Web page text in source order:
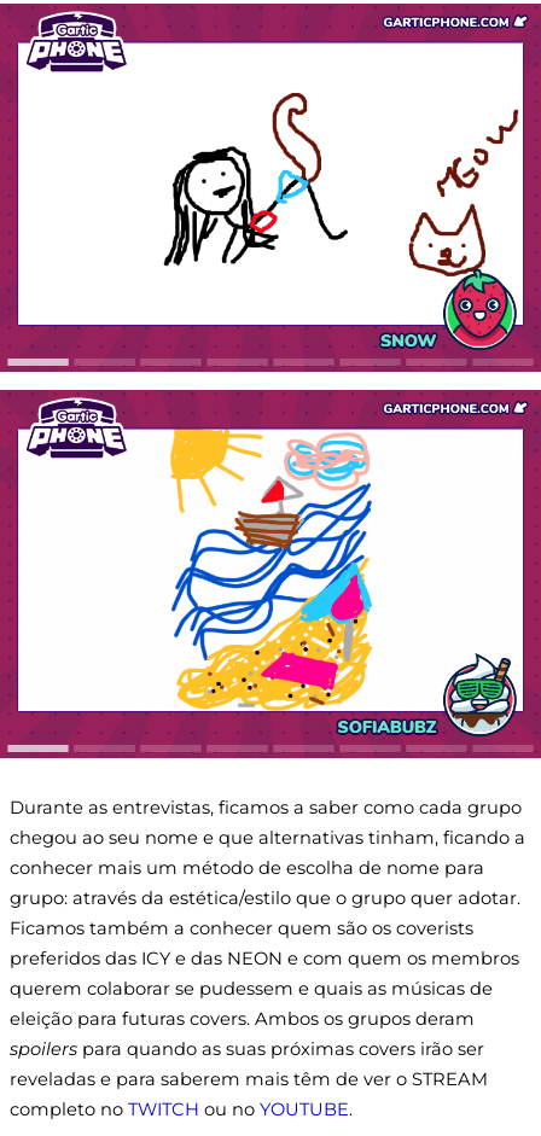
Durante as entrevistas, ficamos a saber como cada grupo
chegou ao seu nome e que alternativas tinham, ficando a
conhecer mais um método de escolha de nome para
grupo: através da estética/estilo que o grupo quer adotar.
Ficamos também a conhecer quem são os coverists
preferidos das ICY e das NEON e com quem os membros
querem colaborar se pudessem e quais as músicas de
eleição para futuras covers. Ambos os grupos deram
spoilers para quando as suas próximas covers irão ser
reveladas e para saberem mais têm de ver o STREAM
completo no TWITCH ou no YOUTUBE.